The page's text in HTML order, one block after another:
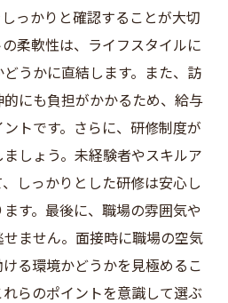
っかりと確認することが大切
柔軟性は、ライフスタイルに
うかに直結します。また、訪
にも負担がかかるため、給与
トです。さらに、研修制度が
しょう。未経験者やスキルア
しっかりとした研修は安心し
す。最後に、職場の雰囲気や
ません。面接時に職場の空気
る環境かどうかを見極めるこ
らのポイントを意識して選ぶ